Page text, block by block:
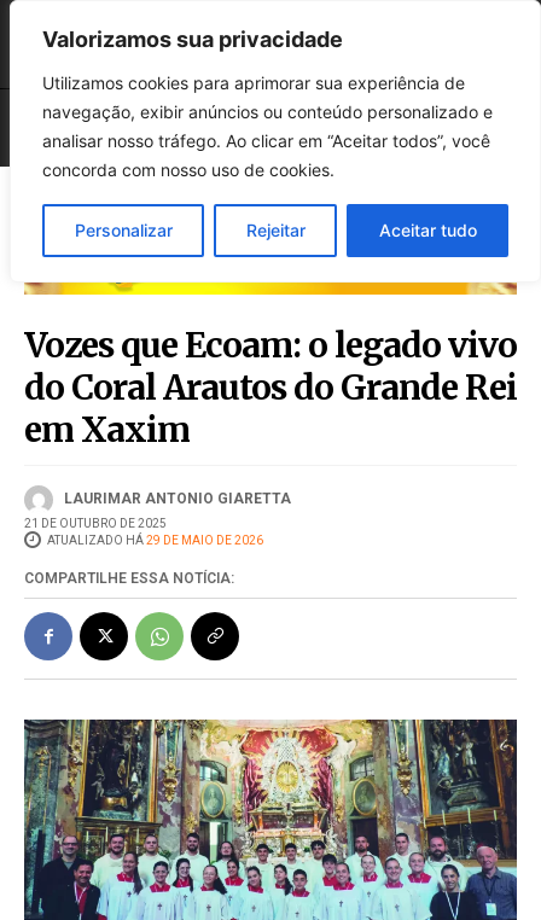
Valorizamos sua privacidade
Utilizamos cookies para aprimorar sua experiência de
navegação, exibir anúncios ou conteúdo personalizado e
analisar nosso tráfego. Ao clicar em “Aceitar todos”, você
concorda com nosso uso de cookies.
Personalizar Rejeitar Aceitar tudo
Vozes que Ecoam: o legado vivo
do Coral Arautos do Grande Rei
em Xaxim
LAURIMAR ANTONIO GIARETTA
21 DE OUTUBRO DE 2025
ATUALIZADO HÁ29 DE MAIO DE 2026
COMPARTILHE ESSA NOTÍCIA: